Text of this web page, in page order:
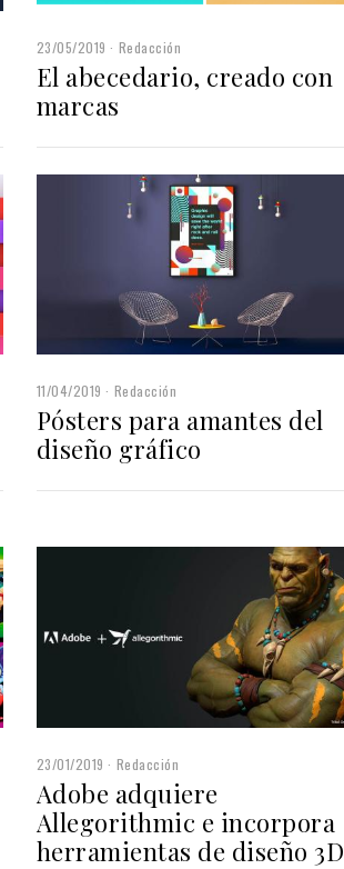
23/05/2019 Redacción
El abecedario, creado con
marcas
11/04/2019 Redacción
Pósters para amantes del
diseño gráfico
23/01/2019 Redacción
Adobe adquiere
Allegorithmic e incorpora
herramientas de diseño 3D